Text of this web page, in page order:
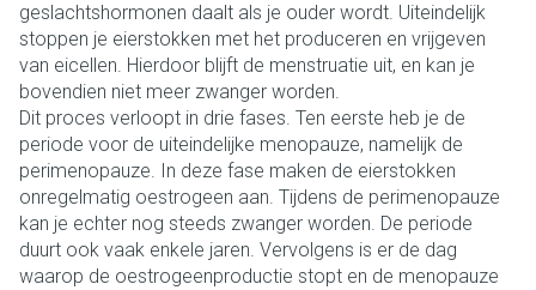
geslachtshormonen daalt als je ouder wordt. Uiteindelijk
stoppen je eierstokken met het produceren en vrijgeven
van eicellen. Hierdoor blijft de menstruatie uit, en kan je
bovendien niet meer zwanger worden.
Dit proces verloopt in drie fases. Ten eerste heb je de
periode voor de uiteindelijke menopauze, namelijk de
perimenopauze. In deze fase maken de eierstokken
onregelmatig oestrogeen aan. Tijdens de perimenopauze
kan je echter nog steeds zwanger worden. De periode
duurt ook vaak enkele jaren. Vervolgens is er de dag
waarop de oestrogeenproductie stopt en de menopauze